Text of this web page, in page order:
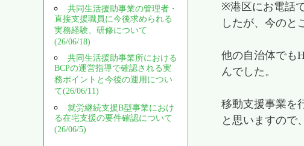
※港区にお電話
したが、今のと
他の自治体でも
んでした。
移動支援事業を
と思いますので
共同生活援助事業の管理者・
直接支援職員に今後求められる
実務経験、研修について
(26/06/18)
共同生活援助事業所における
BCPの運営指導で確認される実
務ポイントと今後の運用につい
て(26/06/11)
就労継続支援B型事業におけ
る在宅支援の要件確認について
(26/06/5)